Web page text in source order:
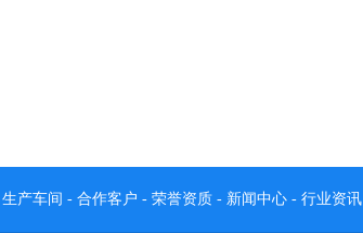
生产车间 - 合作客户 - 荣誉资质 - 新闻中心 - 行业资讯